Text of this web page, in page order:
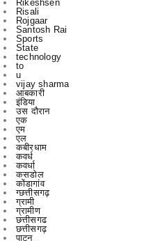
Rikeshsen
Risali
Rojgaar
Santosh Rai
Sports
State
technology
to
u
vijay sharma
आबकारी
इंडिया
उस दौरान
एक
एम
एल
कबीरधाम
कवर्ध
कवर्धा
कसडोल
कोंडागांव
ग्छत्तीसगढ़
ग्रामी
ग्रामीण
छत्तीसगढ
छत्तीसगढ़
पाटन